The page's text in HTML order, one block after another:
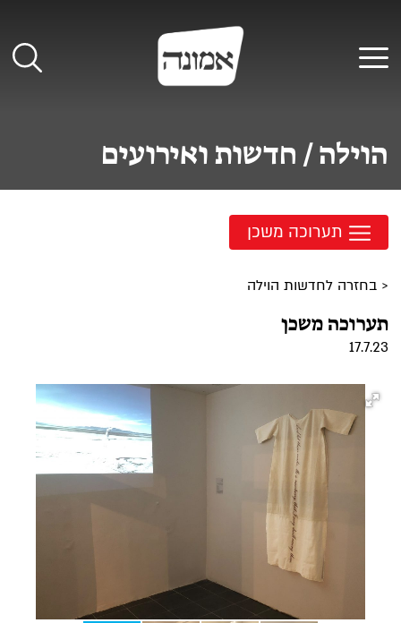
לתוכן
הוילה / חדשות ואירועים
תערוכה משכן
< בחזרה לחדשות הוילה
תערוכה משכן
17.7.23